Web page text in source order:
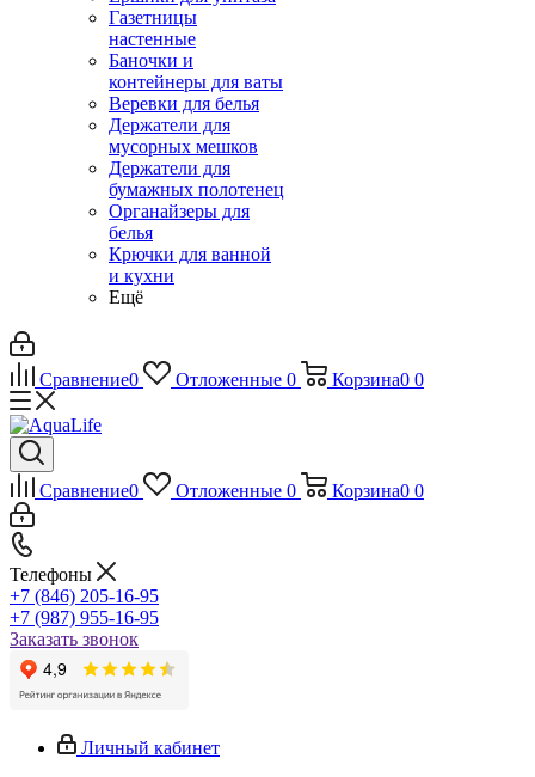
Газетницы
настенные
Баночки и
контейнеры для ваты
Веревки для белья
Держатели для
мусорных мешков
Держатели для
бумажных полотенец
Органайзеры для
белья
Крючки для ванной
и кухни
Ещё
Сравнение0 Отложенные 0 Корзина0 0
Сравнение0 Отложенные 0 Корзина0 0
Телефоны
+7 (846) 205-16-95
+7 (987) 955-16-95
Заказать звонок
Личный кабинет